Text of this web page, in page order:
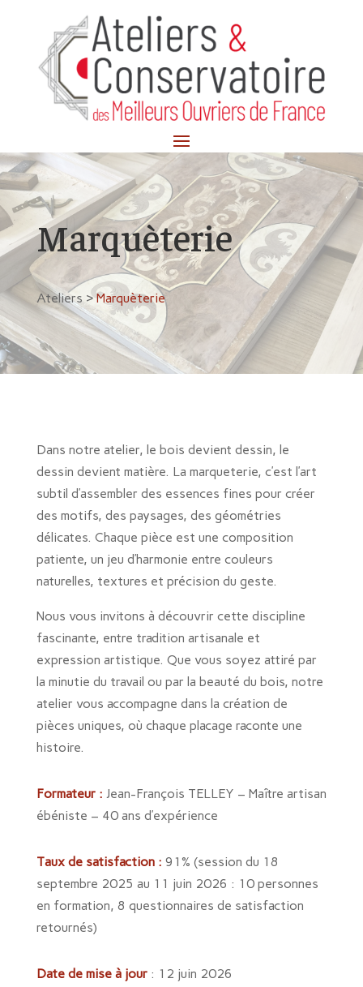
Marquèterie
Ateliers >Marquèterie
Dans notre atelier, le bois devient dessin, le
dessin devient matière. La marqueterie, c’est l’art
subtil d’assembler des essences fines pour créer
des motifs, des paysages, des géométries
délicates. Chaque pièce est une composition
patiente, un jeu d’harmonie entre couleurs
naturelles, textures et précision du geste.
Nous vous invitons à découvrir cette discipline
fascinante, entre tradition artisanale et
expression artistique. Que vous soyez attiré par
la minutie du travail ou par la beauté du bois, notre
atelier vous accompagne dans la création de
pièces uniques, où chaque placage raconte une
histoire.
Formateur : Jean-François TELLEY – Maître artisan
ébéniste – 40 ans d’expérience
Taux de satisfaction : 91% (session du 18
septembre 2025 au 11 juin 2026 : 10 personnes
en formation, 8 questionnaires de satisfaction
retournés)
Date de mise à jour: 12 juin 2026